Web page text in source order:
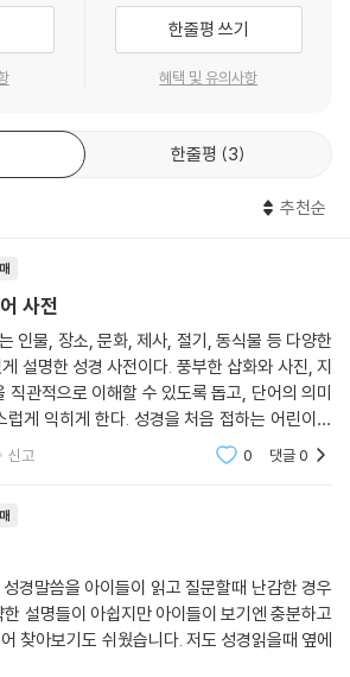
린이들이 흥미를 느낄 수 있게 해 주며, 적절한 그
서도 성경을 더 자세히 읽고 싶은 마음이 생기
들뿐만 아니라 이들을 사랑하는 부모님과 선생
의 맛’을 더 깊이 깨달아 갈 수 있기를 기도합
)
글을 쓸 때 늘 국어사전을 곁에 두었다고 합니
여기고, 더 정확하게 이해하려는 그녀의 노력
에서 기록된 것이기에, 우리는 그 의미를 바르
야 합니다. 이 책이 한국 교회의 사랑하는 다음
씩 놓여 있기를 소망합니다. 성경을 읽다가 낯
들의 아름다운 모습을 그려 봅니다.
한줄평 쓰기
혜택 및 유의사항
한줄평 3
추천순
사전
인물, 장소, 문화, 제사, 절기, 동식물 등 다양한
설명한 성경 사전이다. 풍부한 삽화와 사진, 지
직관적으로 이해할 수 있도록 돕고, 단어의 의미
게 익히게 한다. 성경을 처음 접하는 어린이부
유용하게 활용할 수 있는 신앙 학습 도서이다.
신고 0 댓글0
경말씀을 아이들이 읽고 질문할때 난감한 경우
설명들이 아쉽지만 아이들이 보기엔 충분하고
찾아보기도 쉬웠습니다. 저도 성경읽을때 옆에